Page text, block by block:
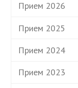
Прием 2026
Прием 2025
Прием 2024
Прием 2023